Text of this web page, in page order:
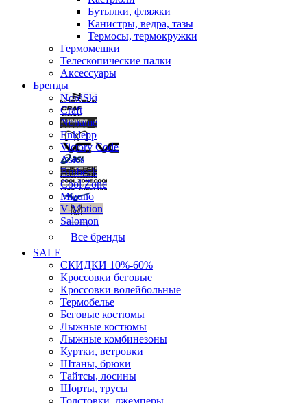
Бутылки, фляжки
Канистры, ведра, тазы
Термосы, термокружки
Гермомешки
Телескопические палки
Аксессуары
Бренды
NordSki
Craft
Noname
Enklepp
Victory Code
Asics
Brubeck
Cool Zone
Mizuno
V-Motion
Salomon
Все бренды
SALE
СКИДКИ 10%-60%
Кроссовки беговые
Кроссовки волейбольные
Термобелье
Беговые костюмы
Лыжные костюмы
Лыжные комбинезоны
Куртки, ветровки
Штаны, брюки
Тайтсы, лосины
Шорты, трусы
Толстовки, джемперы